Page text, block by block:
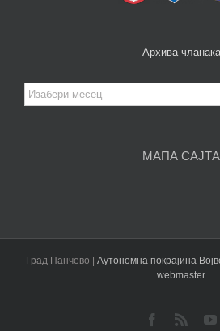
Архива чланака
Архива
чланака
МАПА САЈТА
Град Панчево | Аутономна покрајина
webmaster
Facebook
Rss